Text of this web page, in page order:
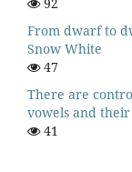
92
From dwarf to
Snow White
47
There are
vowels and
41